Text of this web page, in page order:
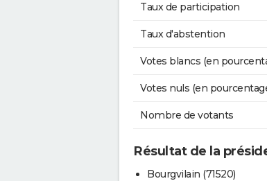
Taux de participation
Taux d'abstention
Votes blancs (en
Votes nuls (en
Nombre de votants
Résultat de la
Bourgvilain (71520)